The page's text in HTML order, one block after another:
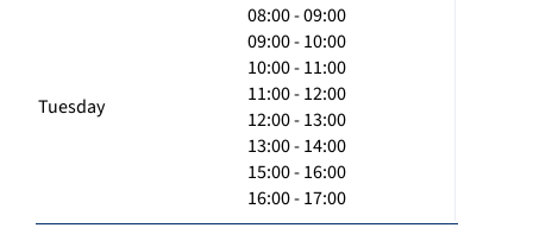
Tuesday
08:00 - 09:00
09:00 - 10:00
10:00 - 11:00
11:00 - 12:00
12:00 - 13:00
13:00 - 14:00
15:00 - 16:00
16:00 - 17:00